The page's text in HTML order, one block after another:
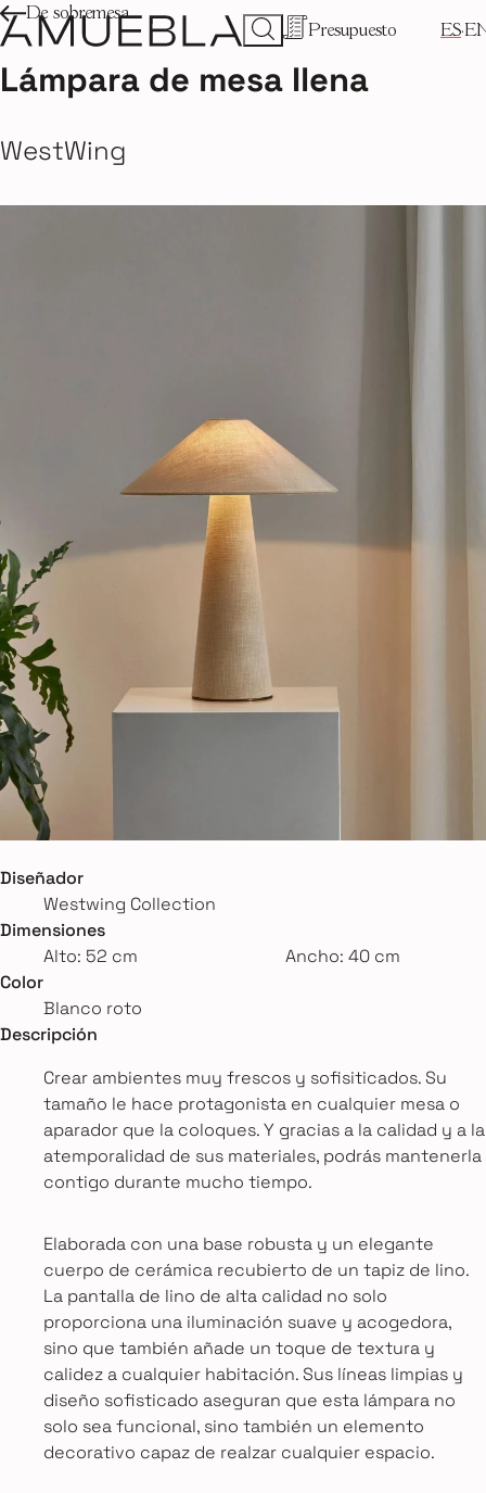
Presupuesto ES
De sobremesa
Lámpara de mesa Ilena
WestWing
Diseñador
Westwing Collection
Dimensiones
Alto: 52 cm
Ancho: 40 cm
Color
Blanco roto
Descripción
Crear ambientes muy frescos y sofisiticados. Su
tamaño le hace protagonista en cualquier mesa o
aparador que la coloques. Y gracias a la calidad y a la
atemporalidad de sus materiales, podrás mantenerla
contigo durante mucho tiempo.
Elaborada con una base robusta y un elegante
cuerpo de cerámica recubierto de un tapiz de lino.
La pantalla de lino de alta calidad no solo
proporciona una iluminación suave y acogedora,
sino que también añade un toque de textura y
calidez a cualquier habitación. Sus líneas limpias y
diseño sofisticado aseguran que esta lámpara no
solo sea funcional, sino también un elemento
decorativo capaz de realzar cualquier espacio.